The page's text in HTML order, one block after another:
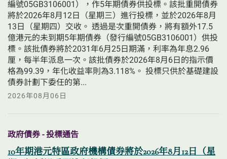
編號05GB3106001），作5年期債券供投標。該批重開債券
將於2026年8月12日（星期三）進行投標，並於2026年8月
13日（星期四）交收。 透過是次重開債券，將有額外17.5
億港元的未到期5年期債券（發行編號05GB3106001）供投
標。該批債券將於2031年6月25日期滿，利率為年息2.96
厘，每半年派息一次。該批債券於2026年8月6日的指示價
格為99.39，年化收益率則為3.118%。 投標只供於基礎建設
債券計劃下委任的第...
2026年08月06日
政府債券 - 投標通告
10年期港元特區政府機構債券將於2026年8月12日（星